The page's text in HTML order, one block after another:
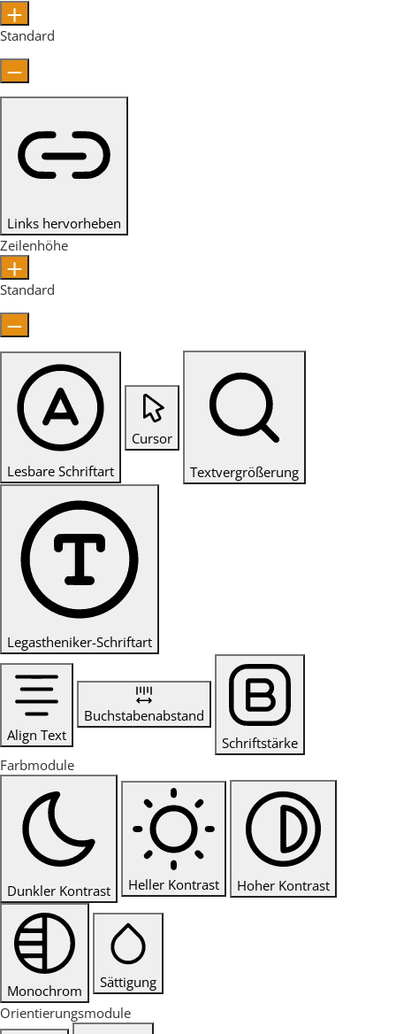
Standard
Links hervorheben
Zeilenhöhe
Standard
Lesbare Schriftart
Cursor
Textvergrößerung
Legastheniker-Schriftart
Align Text
Buchstabenabstand
Schriftstärke
Farbmodule
Dunkler Kontrast Heller Kontrast Hoher Kontrast
Monochrom
Sättigung
Orientierungsmodule